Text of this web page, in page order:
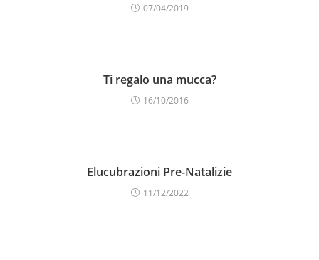
07/04/2019
Ti regalo una mucca?
16/10/2016
Elucubrazioni Pre-Natalizie
11/12/2022